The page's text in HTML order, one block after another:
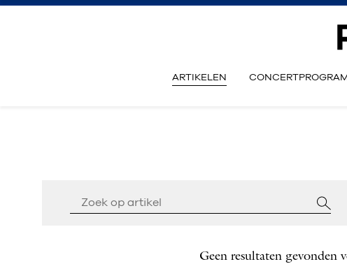
ARTIKELEN
Geen resultaten gevonden